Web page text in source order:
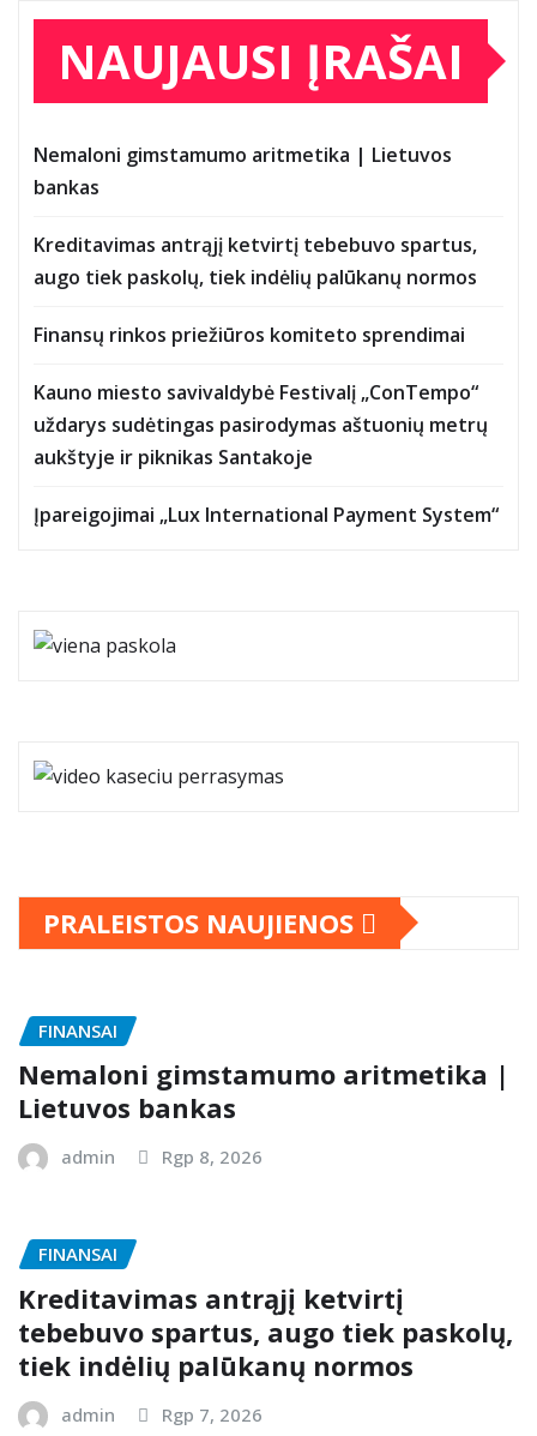
NAUJAUSI ĮRAŠAI
Nemaloni gimstamumo aritmetika | Lietuvos
bankas
Kreditavimas antrąjį ketvirtį tebebuvo spartus,
augo tiek paskolų, tiek indėlių palūkanų normos
Finansų rinkos priežiūros komiteto sprendimai
Kauno miesto savivaldybė Festivalį „ConTempo“
uždarys sudėtingas pasirodymas aštuonių metrų
aukštyje ir piknikas Santakoje
Įpareigojimai „Lux International Payment System“
PRALEISTOS NAUJIENOS
FINANSAI
Nemaloni gimstamumo aritmetika |
Lietuvos bankas
admin Rgp 8, 2026
FINANSAI
Kreditavimas antrąjį ketvirtį
tebebuvo spartus, augo tiek paskolų,
tiek indėlių palūkanų normos
admin Rgp 7, 2026